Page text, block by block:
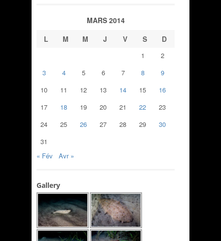
MARS 2014
L
M M J V S D
1
2
3
4 5 6 7 8
9
10
11 12 13 14 15
16
17
18 19 20 21 22
23
24
25 26 27 28 29
30
31
« Fév
Avr »
Gallery